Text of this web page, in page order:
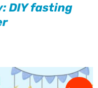
DIY fasting